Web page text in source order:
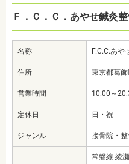
Ｆ．Ｃ．Ｃ．あやせ鍼灸
名称 F.C.C.あや
住所 東京都葛
営業時間 10:00～
定休日 日・祝
ジャンル 接骨院・
常磐線 綾